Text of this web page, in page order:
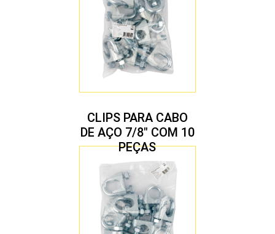
CLIPS PARA CABO
DE AÇO 7/8″ COM 10
PEÇAS